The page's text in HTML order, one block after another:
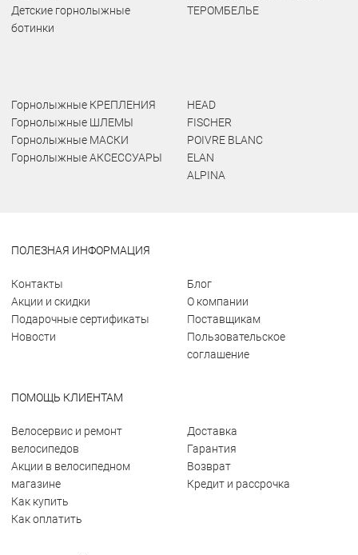
Детские горнолыжные
ботинки
ТЕРОМБЕЛЬЕ
Горнолыжные КРЕПЛЕНИЯ
Горнолыжные ШЛЕМЫ
Горнолыжные МАСКИ
Горнолыжные АКСЕССУАРЫ
HEAD
FISCHER
POIVRE BLANC
ELAN
ALPINA
ПОЛЕЗНАЯ ИНФОРМАЦИЯ
Контакты
Акции и скидки
Подарочные сертификаты
Новости
Блог
О компании
Поставщикам
Пользовательское
соглашение
ПОМОЩЬ КЛИЕНТАМ
Велосервис и ремонт
велосипедов
Акции в велосипедном
магазине
Как купить
Как оплатить
Доставка
Гарантия
Возврат
Кредит и рассрочка